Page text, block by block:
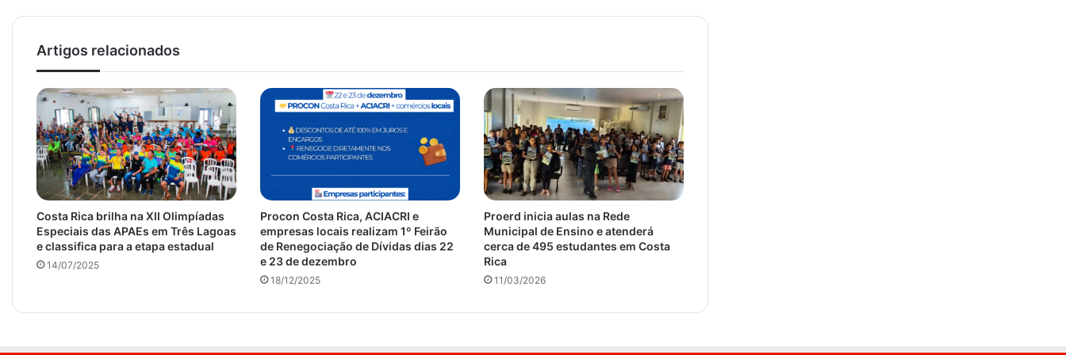
Artigos relacionados
Costa Rica brilha na XII Olimpíadas
Especiais das APAEs em Três Lagoas
e classifica para a etapa estadual
14/07/2025
Procon Costa Rica, ACIACRI e
empresas locais realizam 1º Feirão
de Renegociação de Dívidas dias 22
e 23 de dezembro
18/12/2025
Proerd inicia aulas na Rede
Municipal de Ensino e atenderá
cerca de 495 estudantes em Costa
Rica
11/03/2026